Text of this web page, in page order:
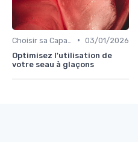
• 03/01/2026
Optimisez l'utilisation de
votre seau à glaçons